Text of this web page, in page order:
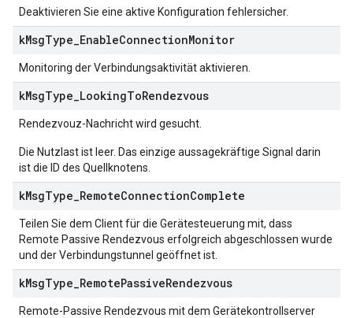
Deaktivieren Sie eine aktive Konfiguration fehlersicher.
kMsgType EnableConnectionMonitor
Monitoring der Verbindungsaktivität aktivieren.
kMsgType LookingToRendezvous
Rendezvouz-Nachricht wird gesucht.
Die Nutzlast ist leer. Das einzige aussagekräftige Signal darin
ist die ID des Quellknotens.
kMsgType RemoteConnectionComplete
Teilen Sie dem Client für die Gerätesteuerung mit, dass
Remote Passive Rendezvous erfolgreich abgeschlossen wurde
und der Verbindungstunnel geöffnet ist.
kMsgType RemotePassiveRendezvous
Remote-Passive Rendezvous mit dem Gerätekontrollserver